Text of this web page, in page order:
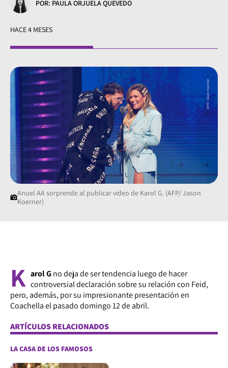
POR: PAULA ORJUELA QUEVEDO
HACE 4 MESES
Anuel AA sorprende al publicar video de Karol G. (AFP/ Jason
Koerner)
K arol Gno deja de ser tendencia luego de hacer
controversial declaración sobre su relación con Feid,
pero, además, por su impresionante presentación en
Coachella el pasado domingo 12 de abril.
ARTÍCULOS RELACIONADOS
LA CASA DE LOS FAMOSOS